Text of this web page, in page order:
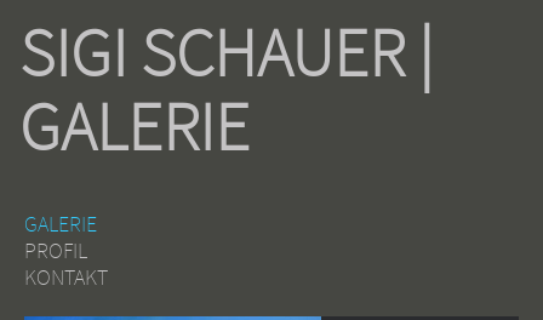
SIGI SCHAUER |
GALERIE
GALERIE
PROFIL
KONTAKT